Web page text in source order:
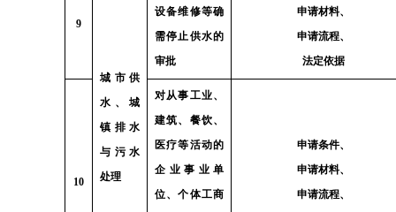
9
城市供
水、城
镇排水
与污水
处理
设备维修等确
需停止供水的
审批
申请材料、
申请流程、
法定依据
10
对从事工业、
建筑、餐饮、
医疗等活动的
企业事业单
位、个体工商
申请条件、
申请材料、
申请流程、